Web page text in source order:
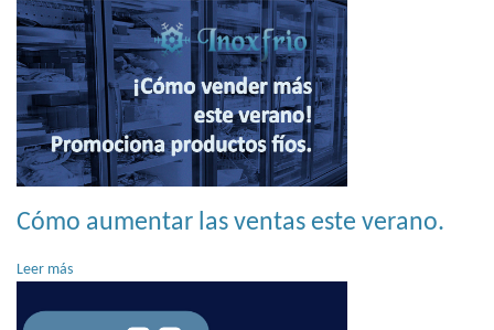
Cómo aumentar las ventas este verano.
Leer más